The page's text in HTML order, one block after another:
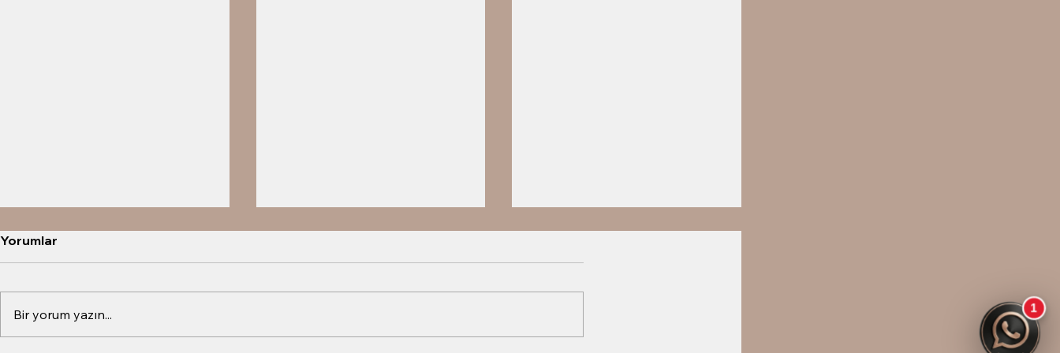
Yorumlar
Bir yorum yazın...